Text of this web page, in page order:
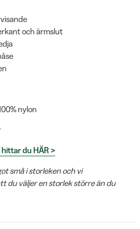
och ärmslut
nylon
du HÄR >
små i storleken och vi
du väljer en storlek större än du